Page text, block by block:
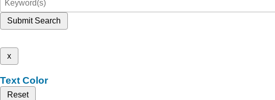
Submit Search
x
Text Color
Reset